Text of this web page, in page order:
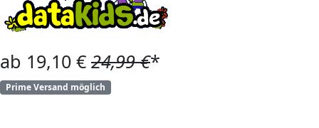
ab 19,10 € 24,99 €*
Prime Versand möglich